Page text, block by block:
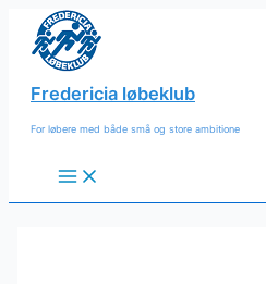
indholdet
Fredericia løbeklub
For løbere med både små og store ambitione
Main
Menu